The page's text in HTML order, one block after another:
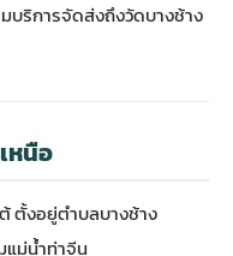
บริการจัดส่งถึงวัดบางช้าง
หนือ
ตั้งอยู่ตำบลบางช้าง
แม่น้ำท่าจีน